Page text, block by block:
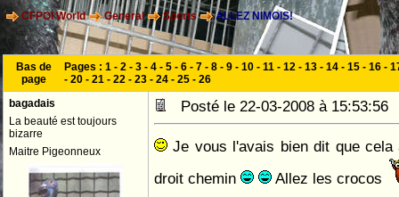
CFPOI World General Sports ALLEZ NIMOIS!
Bas de
page
Pages : 1 - 2 - 3 - 4 - 5 - 6 - 7 - 8 - 9 - 10 - 11 - 12 - 13 - 14 - 15 - 16 -
- 20 - 21 - 22 - 23 - 24 - 25 - 26
bagadais
La beauté est toujours
bizarre
Maitre Pigeonneux
Posté le 22-03-2008 à
Je vous l'avais bien dit que
droit chemin
Allez les crocos